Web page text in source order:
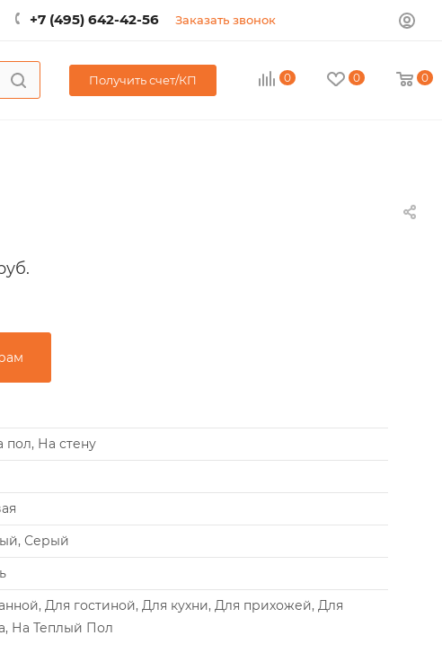
+7 (495) 642-42-56 Заказать звонок
Получить счет/КП 0 0 0
пол, На стену
Серый
Для гостиной, Для кухни, Для прихожей, Для
На Теплый Пол